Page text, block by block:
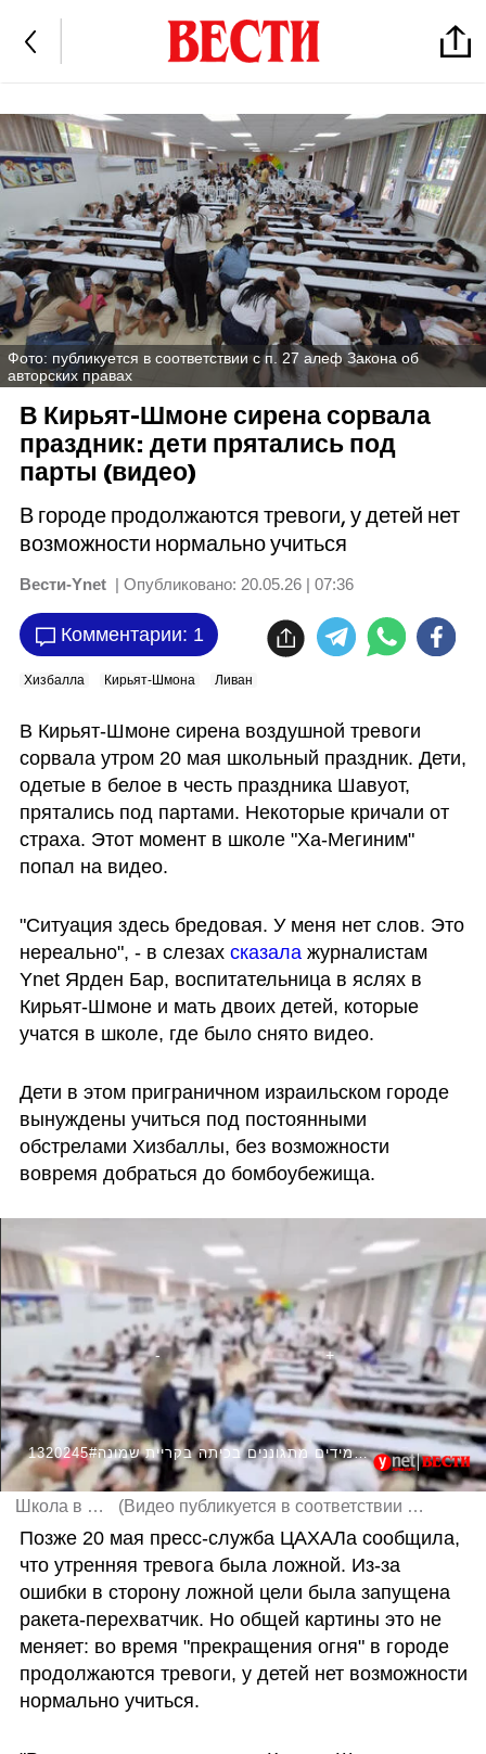
Фото: публикуется в соответствии с п. 27 алеф Закона об
авторских правах
В Кирьят-Шмоне сирена сорвала
праздник: дети прятались под
парты (видео)
В городе продолжаются тревоги, у детей нет
возможности нормально учиться
Вести-Ynet | Опубликовано: 20.05.26 | 07:36
Комментарии: 1
Хизбалла Кирьят-Шмона Ливан
В Кирьят-Шмоне сирена воздушной тревоги
сорвала утром 20 мая школьный праздник. Дети,
одетые в белое в честь праздника Шавуот,
прятались под партами. Некоторые кричали от
страха. Этот момент в школе "Ха-Мегиним"
попал на видео.
"Ситуация здесь бредовая. У меня нет слов. Это
нереально", - в слезах сказала журналистам
Ynet Ярден Бар, воспитательница в яслях в
Кирьят-Шмоне и мать двоих детей, которые
учатся в школе, где было снято видео.
Дети в этом приграничном израильском городе
вынуждены учиться под постоянными
обстрелами Хизбаллы, без возможности
вовремя добраться до бомбоубежища.
1320245#תלמידים מתגוננים בכיתה בקריית שמונה
Школа в Кирьят-Шмоне (Видео публикуется в соответствии с п.27 алеф Закона об авторских правах
Позже 20 мая пресс-служба ЦАХАЛа сообщила,
что утренняя тревога была ложной. Из-за
ошибки в сторону ложной цели была запущена
ракета-перехватчик. Но общей картины это не
меняет: во время "прекращения огня" в городе
продолжаются тревоги, у детей нет возможности
нормально учиться.